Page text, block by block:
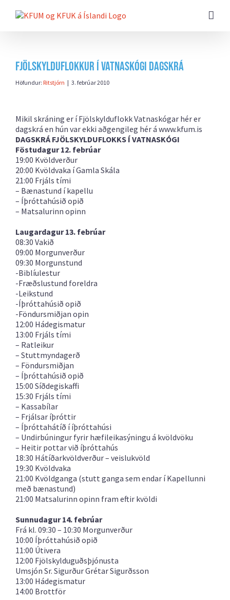
beint
Fjölskylduflokkur í Vatnaskógi dagskrá
Höfundur: Ritstjórn | 3. febrúar 2010
Mikil skráning er í Fjölskylduflokk Vatnaskógar hér er
dagskrá en hún var ekki aðgengileg hér á www.kfum.is
DAGSKRÁ FJÖLSKYLDUFLOKKS Í VATNASKÓGI
Föstudagur 12. febrúar
19:00 Kvöldverður
20:00 Kvöldvaka í Gamla Skála
21:00 Frjáls tími
– Bænastund í kapellu
– Íþróttahúsið opið
– Matsalurinn opinn
Laugardagur 13. febrúar
08:30 Vakið
09:00 Morgunverður
09:30 Morgunstund
-Biblíulestur
-Fræðslustund foreldra
-Leikstund
-Íþróttahúsið opið
-Föndursmiðjan opin
12:00 Hádegismatur
13:00 Frjáls tími
– Ratleikur
– Stuttmyndagerð
– Föndursmiðjan
– Íþróttahúsið opið
15:00 Síðdegiskaffi
15:30 Frjáls tími
– Kassabílar
– Frjálsar íþróttir
– Íþróttahátíð í íþróttahúsi
– Undirbúningur fyrir hæfileikasýningu á kvöldvöku
– Heitir pottar við íþróttahús
18:30 Hátíðarkvöldverður – veislukvöld
19:30 Kvöldvaka
21:00 Kvöldganga (stutt ganga sem endar í Kapellunni
með bænastund)
21:00 Matsalurinn opinn fram eftir kvöldi
Sunnudagur 14. febrúar
Frá kl. 09:30 – 10:30 Morgunverður
10:00 Íþróttahúsið opið
11:00 Útivera
12:00 Fjölskylduguðsþjónusta
Umsjón Sr. Sigurður Grétar Sigurðsson
13:00 Hádegismatur
14:00 Brottför